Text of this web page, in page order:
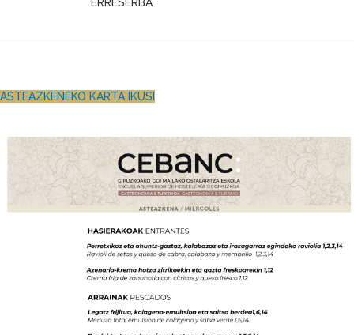
ERRESERBA
ASTEAZKENEKO KARTA IKUSI